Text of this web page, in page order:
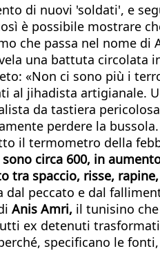
di nuovi 'soldati', e
è possibile mostrare
che passa nel nome di
una battuta circolata
«Non ci sono più i
al jihadista artigianale.
da tastiera
perdere la bussola.
il termometro della
circa 600, in
tra spaccio, risse,
dal peccato e dal
Anis Amri, il tunisino
ex detenuti
specificano le